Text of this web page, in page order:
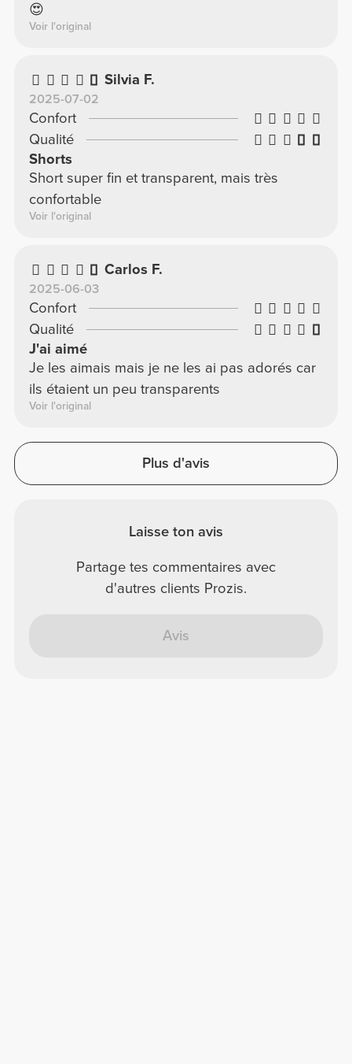
😍
Voir l'original
Silvia F.
2025-07-02
Confort
Qualité
Shorts
Short super fin et transparent, mais très
confortable
Voir l'original
Carlos F.
2025-06-03
Confort
Qualité
J'ai aimé
Je les aimais mais je ne les ai pas adorés car
ils étaient un peu transparents
Voir l'original
Plus d'avis
Laisse ton avis
Partage tes commentaires avec
d'autres clients Prozis.
Avis